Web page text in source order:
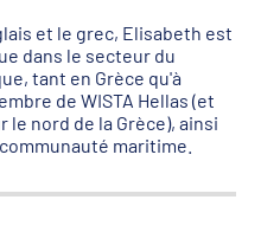
et le grec, Elisabeth est
dans le secteur du
tant en Grèce qu'à
de WISTA Hellas (et
le nord de la Grèce), ainsi
maritime.